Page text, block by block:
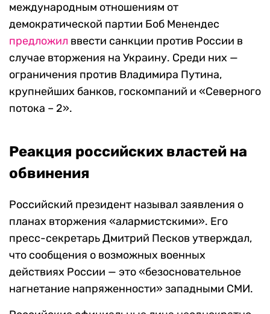
международным отношениям от
демократической партии Боб Менендес
предложил ввести санкции против России в
случае вторжения на Украину. Среди них —
ограничения против Владимира Путина,
крупнейших банков, госкомпаний и «Северного
потока – 2».
Реакция российских властей на
обвинения
Российский президент называл заявления о
планах вторжения «алармистскими». Его
пресс-секретарь Дмитрий Песков утверждал,
что сообщения о возможных военных
действиях России — это «безосновательное
нагнетание напряженности» западными СМИ.